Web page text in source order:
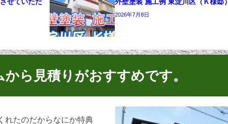
せていただ
外壁塗装 施工例 東淀川区（Ｋ様邸）
2026年7月8日
から見積りがおすすめです。
れたのだからなにか特典